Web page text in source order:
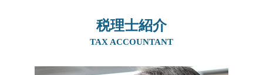
相続税 いくらまで無税
相続税 基礎控除 生命保険
実家 名義変更 生前贈与
贈与税 かからない方法
親族内承継 親族外承継
親族内承継 株主総会
生前対策 北摂エリア
相続 京都府
税理士紹介
TAX ACCOUNTANT